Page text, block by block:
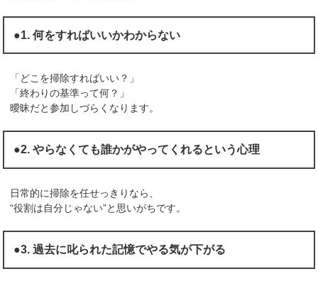
●1. 何をすればいいかわからない
「どこを掃除すればいい？」
「終わりの基準って何？」
曖昧だと参加しづらくなります。
●2. やらなくても誰かがやってくれるという心理
日常的に掃除を任せっきりなら、
“役割は自分じゃない”と思いがちです。
●3. 過去に叱られた記憶でやる気が下がる